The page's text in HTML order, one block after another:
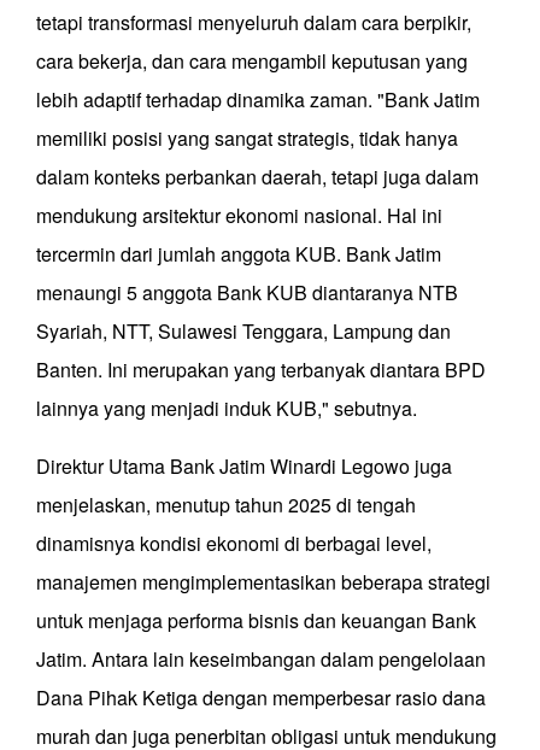
tetapi transformasi menyeluruh dalam cara berpikir,
cara bekerja, dan cara mengambil keputusan yang
lebih adaptif terhadap dinamika zaman. "Bank Jatim
memiliki posisi yang sangat strategis, tidak hanya
dalam konteks perbankan daerah, tetapi juga dalam
mendukung arsitektur ekonomi nasional. Hal ini
tercermin dari jumlah anggota KUB. Bank Jatim
menaungi 5 anggota Bank KUB diantaranya NTB
Syariah, NTT, Sulawesi Tenggara, Lampung dan
Banten. Ini merupakan yang terbanyak diantara BPD
lainnya yang menjadi induk KUB," sebutnya.
Direktur Utama Bank Jatim Winardi Legowo juga
menjelaskan, menutup tahun 2025 di tengah
dinamisnya kondisi ekonomi di berbagai level,
manajemen mengimplementasikan beberapa strategi
untuk menjaga performa bisnis dan keuangan Bank
Jatim. Antara lain keseimbangan dalam pengelolaan
Dana Pihak Ketiga dengan memperbesar rasio dana
murah dan juga penerbitan obligasi untuk mendukung